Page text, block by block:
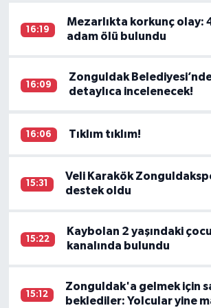
16:19
Mezarlıkta korkunç olay:
adam ölü bulundu
16:09
Zonguldak
detaylıca incelenecek!
16:06 Tıklım tıklım!
15:31
Veli Karakök
destek oldu
15:22
Kaybolan 2 yaşındaki
kanalında bulundu
15:12
Zonguldak'a gelmek için
beklediler: Yolcular yine